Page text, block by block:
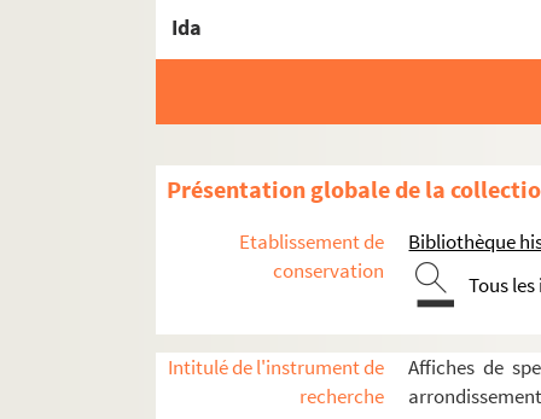
Ida
Présentation globale de la
Etablissement de
conservation
Bibliothèque
Tous
Intitulé de l'instrument de
recherche
Affiches de
Espace Flandre
Péniche Adélaïde
Péniche Opéra
Théâtre Clavel